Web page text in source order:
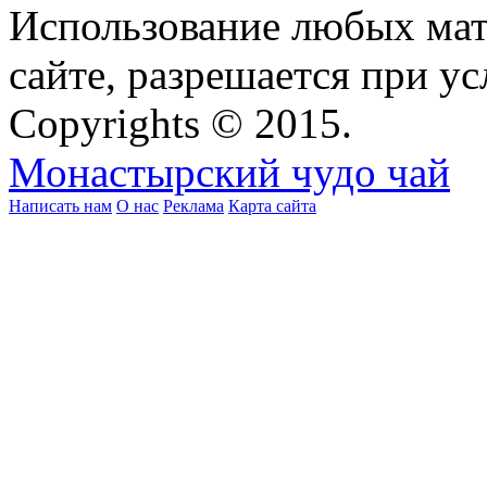
Использование любых
сайте, разрешается при
Copyrights © 2015.
Монастырский чудо чай
Написать нам О нас Реклама Карта сайта